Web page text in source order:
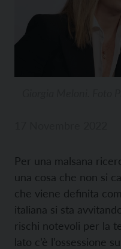
Per una malsana
una cosa che non si
che viene definita
italiana si sta
rischi notevoli per la
lato c’è l’ossessione